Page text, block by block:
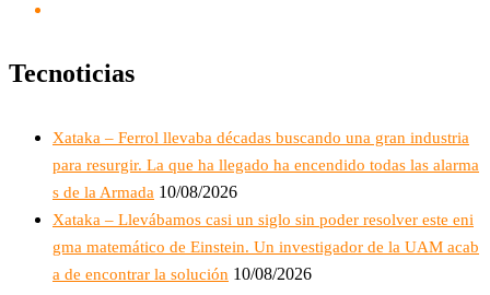
Tecnoticias
Xataka – Ferrol llevaba décadas buscando una gran industria
para resurgir. La que ha llegado ha encendido todas las alarma
s de la Armada 10/08/2026
Xataka – Llevábamos casi un siglo sin poder resolver este eni
gma matemático de Einstein. Un investigador de la UAM acab
a de encontrar la solución 10/08/2026